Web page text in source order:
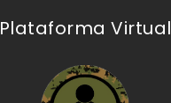
Plataforma Virtual